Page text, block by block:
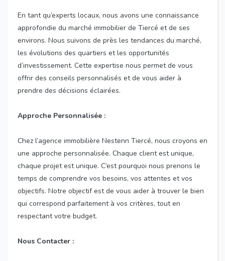
En tant qu’experts locaux, nous avons une connaissance
approfondie du marché immobilier de Tiercé et de ses
environs. Nous suivons de près les tendances du marché,
les évolutions des quartiers et les opportunités
d’investissement. Cette expertise nous permet de vous
offrir des conseils personnalisés et de vous aider à
prendre des décisions éclairées.
Approche Personnalisée :
Chez l’agence immobilière Nestenn Tiercé, nous croyons en
une approche personnalisée. Chaque client est unique,
chaque projet est unique. C’est pourquoi nous prenons le
temps de comprendre vos besoins, vos attentes et vos
objectifs. Notre objectif est de vous aider à trouver le bien
qui correspond parfaitement à vos critères, tout en
respectant votre budget.
Nous Contacter :